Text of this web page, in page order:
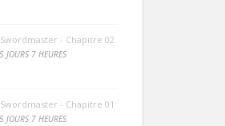
- Chapitre 02
JOURS 7 HEURES
- Chapitre 01
JOURS 7 HEURES